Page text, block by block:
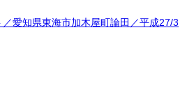
愛知県東海市加木屋町論田／平成27/3